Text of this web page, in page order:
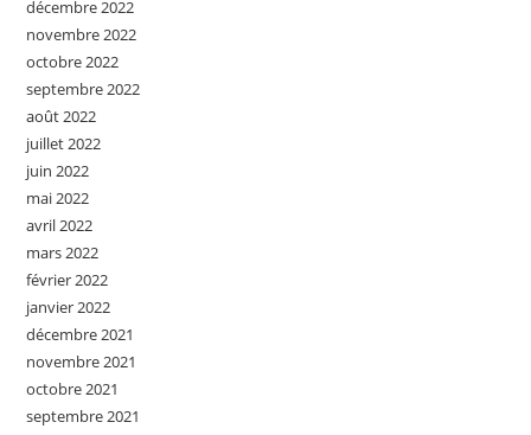
décembre 2022
novembre 2022
octobre 2022
septembre 2022
août 2022
juillet 2022
juin 2022
mai 2022
avril 2022
mars 2022
février 2022
janvier 2022
décembre 2021
novembre 2021
octobre 2021
septembre 2021